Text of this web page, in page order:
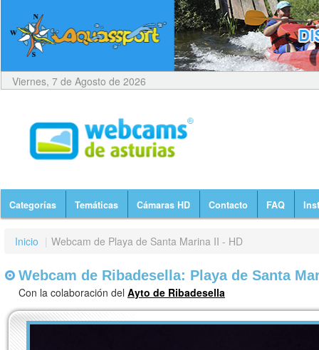
Viernes, 7 de Agosto de 2026
Categorías Temáticas Cámaras HD Contacto FAQ
Inicio | Webcam de Playa de Santa Marina II - HD
Webcam de Ribadesella: Playa de Santa
Con la colaboración del Ayto de Ribadesella